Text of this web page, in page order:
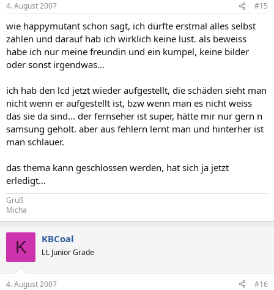
4. August 2007 #15
wie happymutant schon sagt, ich dürfte erstmal alles selbst
zahlen und darauf hab ich wirklich keine lust. als beweiss
habe ich nur meine freundin und ein kumpel, keine bilder
oder sonst irgendwas...
ich hab den lcd jetzt wieder aufgestellt, die schäden sieht man
nicht wenn er aufgestellt ist, bzw wenn man es nicht weiss
das sie da sind... der fernseher ist super, hätte mir nur gern n
samsung geholt. aber aus fehlern lernt man und hinterher ist
man schlauer.
das thema kann geschlossen werden, hat sich ja jetzt
erledigt...
Gruß
Micha
K KBCoal
Lt. Junior Grade
4. August 2007 #16